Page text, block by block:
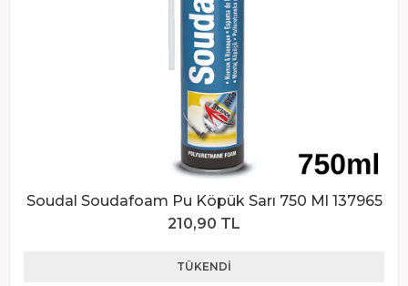
Soudal Soudafoam Pu Köpük Sarı 750 Ml 137965
210,90 TL
TÜKENDI